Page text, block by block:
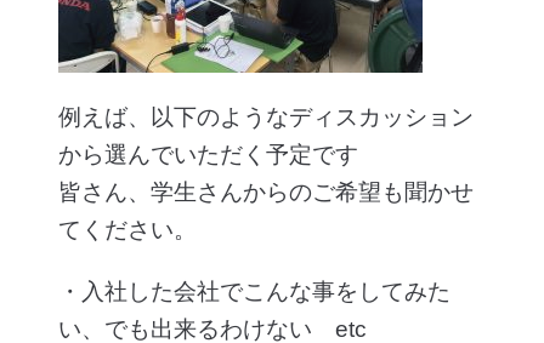
例えば、以下のようなディスカッション
から選んでいただく予定です
皆さん、学生さんからのご希望も聞かせ
てください。
・入社した会社でこんな事をしてみた
い、でも出来るわけない etc